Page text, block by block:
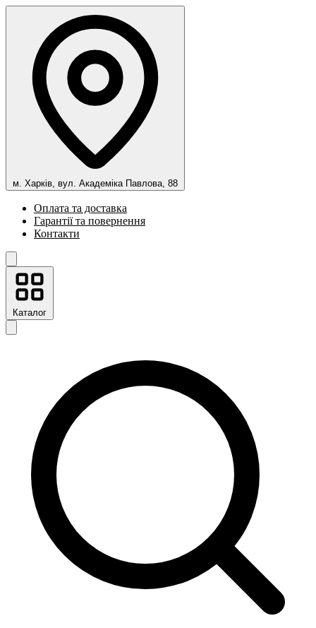
м. Харків, вул. Академіка Павлова, 88
Оплата та доставка
Гарантії та повернення
Контакти
Каталог